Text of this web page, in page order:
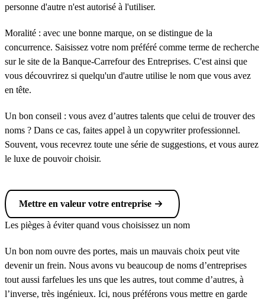
personne d'autre n'est autorisé à l'utiliser.
Moralité : avec une bonne marque, on se distingue de la
concurrence. Saisissez votre nom préféré comme terme de recherche
sur le site de la Banque-Carrefour des Entreprises. C'est ainsi que
vous découvrirez si quelqu'un d'autre utilise le nom que vous avez
en tête.
Un bon conseil : vous avez d’autres talents que celui de trouver des
noms ? Dans ce cas, faites appel à un copywriter professionnel.
Souvent, vous recevrez toute une série de suggestions, et vous aurez
le luxe de pouvoir choisir.
Mettre en valeur votre entreprise
Les pièges à éviter quand vous choisissez un nom
Un bon nom ouvre des portes, mais un mauvais choix peut vite
devenir un frein. Nous avons vu beaucoup de noms d’entreprises
tout aussi farfelues les uns que les autres, tout comme d’autres, à
l’inverse, très ingénieux. Ici, nous préférons vous mettre en garde